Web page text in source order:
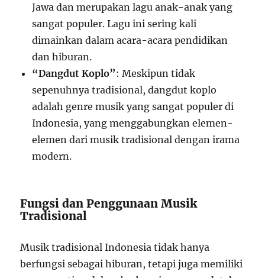
Jawa dan merupakan lagu anak-anak yang
sangat populer. Lagu ini sering kali
dimainkan dalam acara-acara pendidikan
dan hiburan.
“Dangdut Koplo”: Meskipun tidak
sepenuhnya tradisional, dangdut koplo
adalah genre musik yang sangat populer di
Indonesia, yang menggabungkan elemen-
elemen dari musik tradisional dengan irama
modern.
Fungsi dan Penggunaan Musik
Tradisional
Musik tradisional Indonesia tidak hanya
berfungsi sebagai hiburan, tetapi juga memiliki